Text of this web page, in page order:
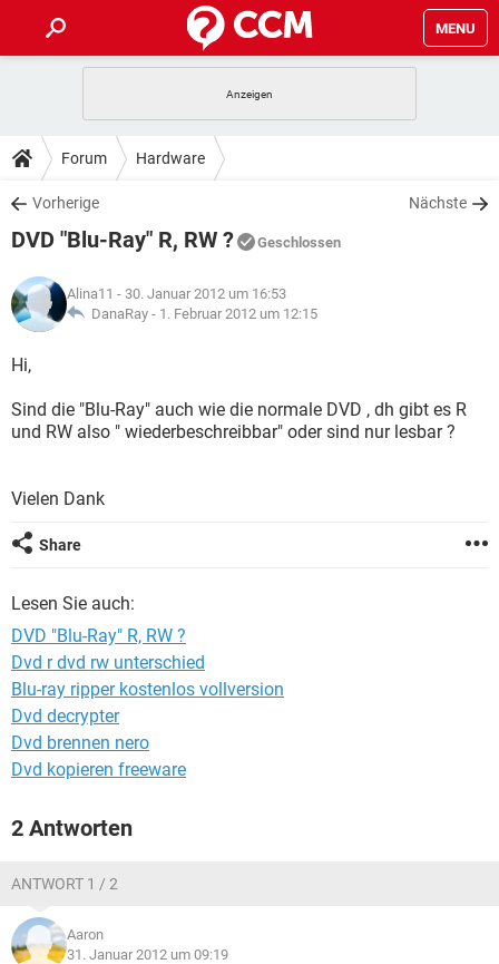
MENU
ANDROID
WINDOWS 10
WHATSAPP TIKTOK
FACEBOOK
TIPPS & TRICKS
SPIELE
WHATSAPP TIKTOK
FACEBOOK
DOWNLOADS
SPIELE STREAMING
ANDROID
WINDOWS 10 INSTAGRAM
WHATSAPP
SPIELE STREAMING
ANDROID
WINDOWS 10
WHATSAPP TIKTOK
LEXIKON
SPIELE
WINDOWS 10 INSTAGRAM
FACEBOOK
Forum Hardware
Vorherige Nächste
DVD "Blu-Ray" R, RW ? Geschlossen
Alina11 - 30. Januar 2012 um 16:53
DanaRay - 1. Februar 2012 um 12:15
Hi,
Sind die "Blu-Ray" auch wie die normale DVD , dh gibt es R
und RW also " wiederbeschreibbar" oder sind nur lesbar ?
Vielen Dank
Share
Lesen Sie auch:
DVD "Blu-Ray" R, RW ?
Dvd r dvd rw unterschied
Blu-ray ripper kostenlos vollversion
Dvd decrypter
Dvd brennen nero
Dvd kopieren freeware
2 Antworten
ANTWORT 1 / 2
Aaron
31. Januar 2012 um 09:19